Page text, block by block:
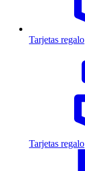
Tarjetas regalo
Tarjetas regalo